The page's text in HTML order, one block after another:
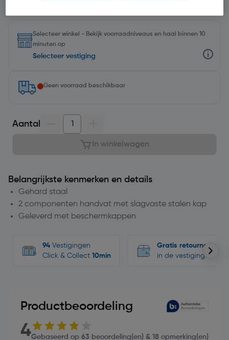
Selecteer winkel - Bekijk voorraadniveaus en haal binnen 10
minuten op
Selecteer vestiging
Geen voorraad beschikbaar
Aantal
In winkelwagen
Belangrijkste kenmerken en details
Gehard staal
2 componenten handvat met slagvaste stalen kap
Geleverd met beschermkappen
94 Vestigingen
Click & Collect 10min
Gratis retourneren
in de vestigingen
Productbeoordeling
4Gebaseerd op 63 beoordeling(en) & 18 opmerking(en)